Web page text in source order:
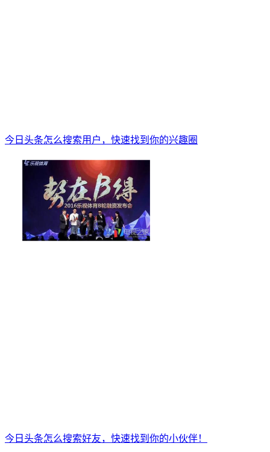
今日头条怎么搜索用户，快速找到你的兴趣圈
今日头条怎么搜索好友，快速找到你的小伙伴！